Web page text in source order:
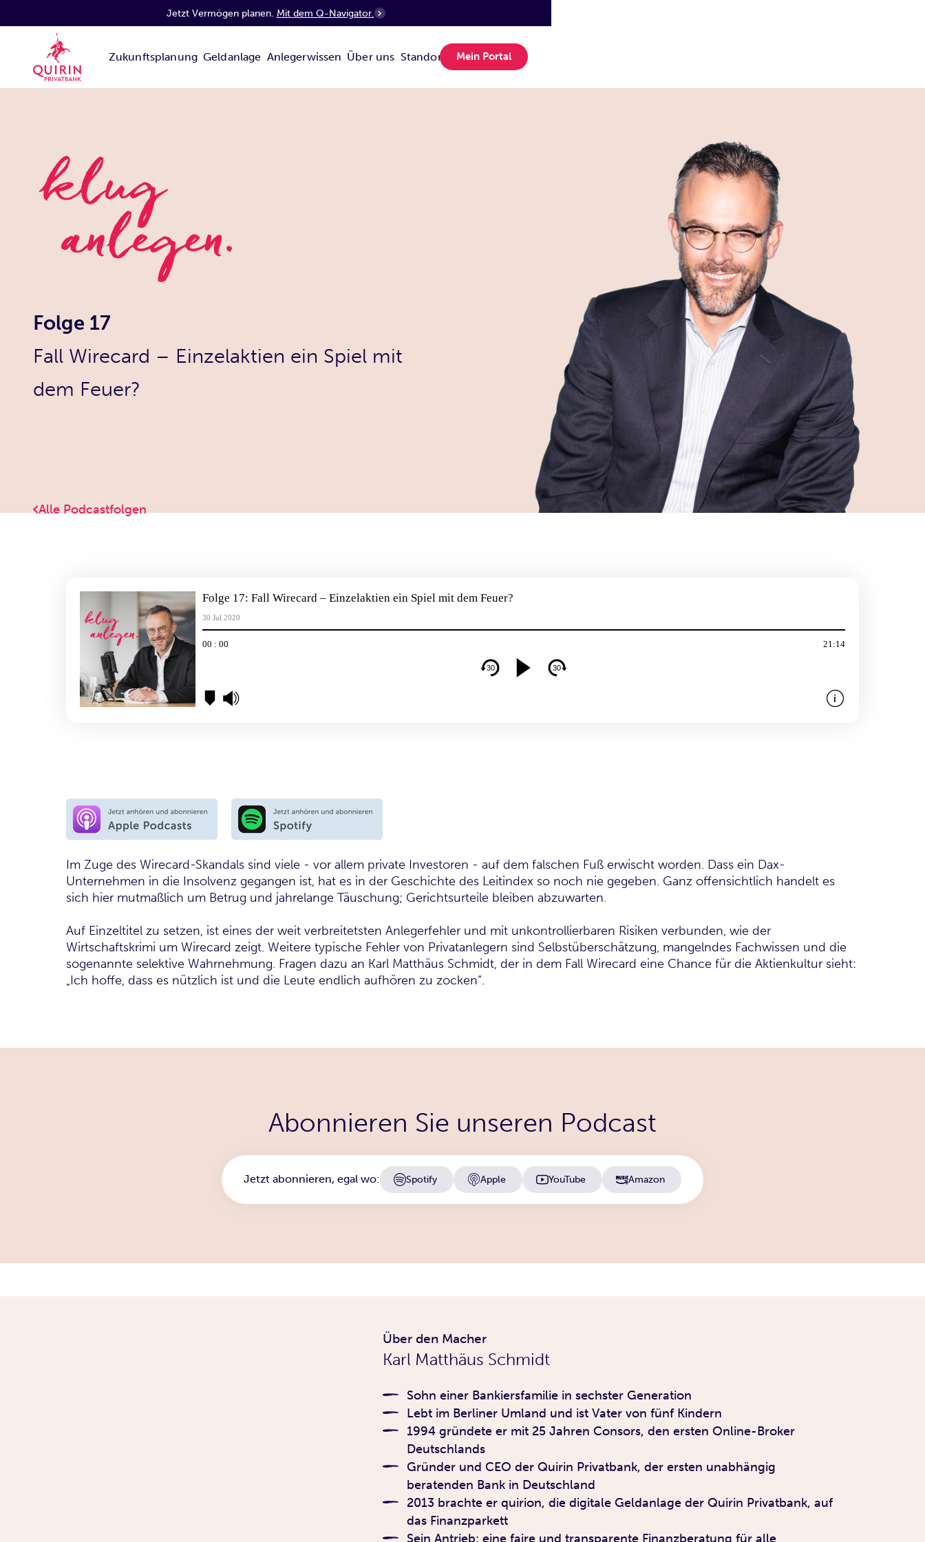
Jetzt Vermögen planen. Mit dem Q-Navigator.
Zukunftsplanung Geldanlage Anlegerwissen Über uns Standorte Mein Portal
Folge 17
Fall Wirecard – Einzelaktien ein Spiel mit
dem Feuer?
Alle Podcastfolgen
Im Zuge des Wirecard-Skandals sind viele - vor allem private Investoren - auf dem falschen Fuß erwischt worden. Dass ein Dax-
Unternehmen in die Insolvenz gegangen ist, hat es in der Geschichte des Leitindex so noch nie gegeben. Ganz offensichtlich handelt es
sich hier mutmaßlich um Betrug und jahrelange Täuschung; Gerichtsurteile bleiben abzuwarten.
Auf Einzeltitel zu setzen, ist eines der weit verbreitetsten Anlegerfehler und mit unkontrollierbaren Risiken verbunden, wie der
Wirtschaftskrimi um Wirecard zeigt. Weitere typische Fehler von Privatanlegern sind Selbstüberschätzung, mangelndes Fachwissen und die
sogenannte selektive Wahrnehmung. Fragen dazu an Karl Matthäus Schmidt, der in dem Fall Wirecard eine Chance für die Aktienkultur sieht:
„Ich hoffe, dass es nützlich ist und die Leute endlich aufhören zu zocken“.
Abonnieren Sie unseren Podcast
Jetzt abonnieren, egal wo: Spotify Apple YouTube Amazon
Über den Macher
Karl Matthäus Schmidt
Sohn einer Bankiersfamilie in sechster Generation
Lebt im Berliner Umland und ist Vater von fünf Kindern
1994 gründete er mit 25 Jahren Consors, den ersten Online-Broker
Deutschlands
Gründer und CEO der Quirin Privatbank, der ersten unabhängig
beratenden Bank in Deutschland
2013 brachte er quirion, die digitale Geldanlage der Quirin Privatbank, auf
das Finanzparkett
Sein Antrieb: eine faire und transparente Finanzberatung für alle